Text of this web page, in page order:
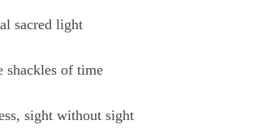
sacred light
shackles of time
sight without sight